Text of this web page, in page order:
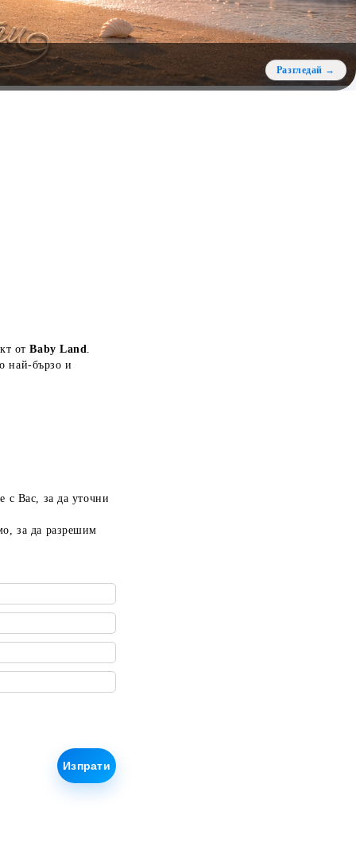
отBaby Land.
най-бързо и
с Вас, за да уточни
за да разрешим